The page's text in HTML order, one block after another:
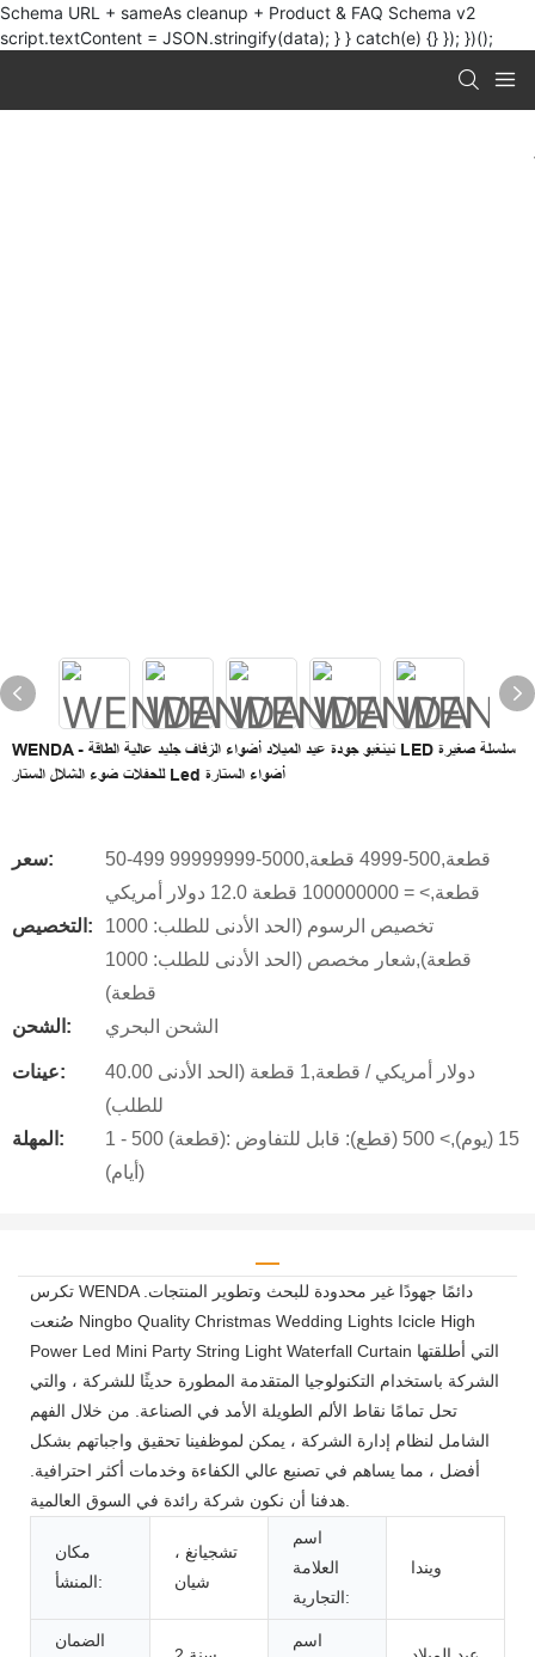
Schema URL + sameAs cleanup + Product & FAQ Schema v2
script.textContent = JSON.stringify(data); } } catch(e) {} }); })();
WENDA - نينغبو جودة عيد الميلاد أضواء الزفاف جليد عالية الطاقة LED سلسلة صغيرة
للحفلات ضوء الشلال الستار Led أضواء الستارة
سعر:
50-499 قطعة,500-4999 قطعة,5000-99999999
قطعة,> = 100000000 قطعة 12.0 دولار أمريكي
التخصيص:
تخصيص الرسوم (الحد الأدنى للطلب: 1000
قطعة),شعار مخصص (الحد الأدنى للطلب: 1000
قطعة)
الشحن:
الشحن البحري
عينات:
40.00 دولار أمريكي / قطعة,1 قطعة (الحد الأدنى
للطلب)
المهلة:
1 - 500 (قطعة): 15 (يوم),> 500 (قطع): قابل للتفاوض
(أيام)
تكرس WENDA دائمًا جهودًا غير محدودة للبحث وتطوير المنتجات.
صُنعت Ningbo Quality Christmas Wedding Lights Icicle High
Power Led Mini Party String Light Waterfall Curtain التي أطلقتها
الشركة باستخدام التكنولوجيا المتقدمة المطورة حديثًا للشركة ، والتي
تحل تمامًا نقاط الألم الطويلة الأمد في الصناعة. من خلال الفهم
الشامل لنظام إدارة الشركة ، يمكن لموظفينا تحقيق واجباتهم بشكل
أفضل ، مما يساهم في تصنيع عالي الكفاءة وخدمات أكثر احترافية.
مكان
المنشأ:
تشجيانغ ،
شيان
اسم
العلامة
التجارية:
ويندا
الضمان
اسم